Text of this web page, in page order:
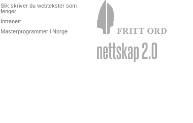
Slik skriver du webtekster som
fenger
Intranett
Masterprogrammer i Norge